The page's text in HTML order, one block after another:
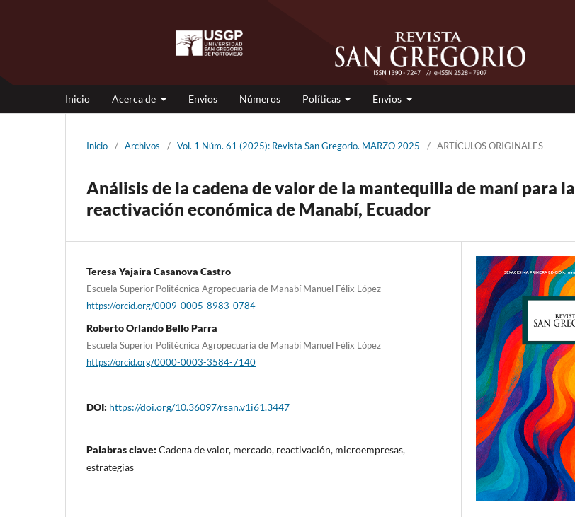
Inicio Acerca de Envios Números Políticas Envios
Inicio / Archivos / Vol. 1 Núm. 61 (2025): Revista San Gregorio. MARZO 2025 / ARTÍCULOS ORIGINALES
Análisis de la cadena de valor de la mantequilla de maní para la
reactivación económica de Manabí, Ecuador
Teresa Yajaira Casanova Castro
Escuela Superior Politécnica Agropecuaria de Manabí Manuel Félix López
https://orcid.org/0009-0005-8983-0784
Roberto Orlando Bello Parra
Escuela Superior Politécnica Agropecuaria de Manabí Manuel Félix López
https://orcid.org/0000-0003-3584-7140
DOI: https://doi.org/10.36097/rsan.v1i61.3447
Palabras clave: Cadena de valor, mercado, reactivación, microempresas,
estrategias